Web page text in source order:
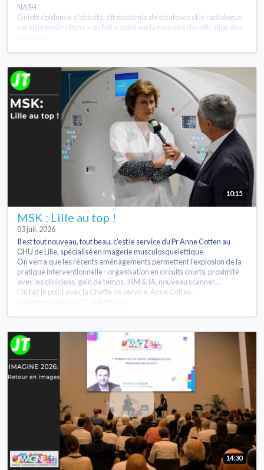
NASH
Qui dit épidémie d’obésité, dit épidémie de stéatoses et le radiologue
est en première ligne – on fait le point sur la nouvelle classification des
10:15
MSK : Lille au top !
03 juil. 2026
Il est tout nouveau, tout beau, c'est le service du Pr Anne Cotten au
CHU de Lille, spécialisé en imagerie musculosquelettique.
On verra que les récents aménagements permettent l'explosion de la
pratique interventionnelle - organisation en circuits courts, proximité
avec les cliniciens, gain de temps, IRM & IA, nouveau scanner...
On fait le point avec la Cheffe de service, Anne Cotten.
Egalement dans ce JT, Juliette Ver...
14:30